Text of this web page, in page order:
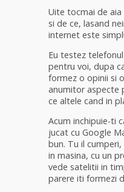
Uite tocmai de aia
si de ce, lasand
internet este
Eu testez
pentru voi, dupa
formez o opinii si
anumitor aspecte
ce altele cand in
Acum inchipuie-ti
jucat cu Google
bun. Tu il
in masina, cu un
vede satelitii in
parere iti formezi